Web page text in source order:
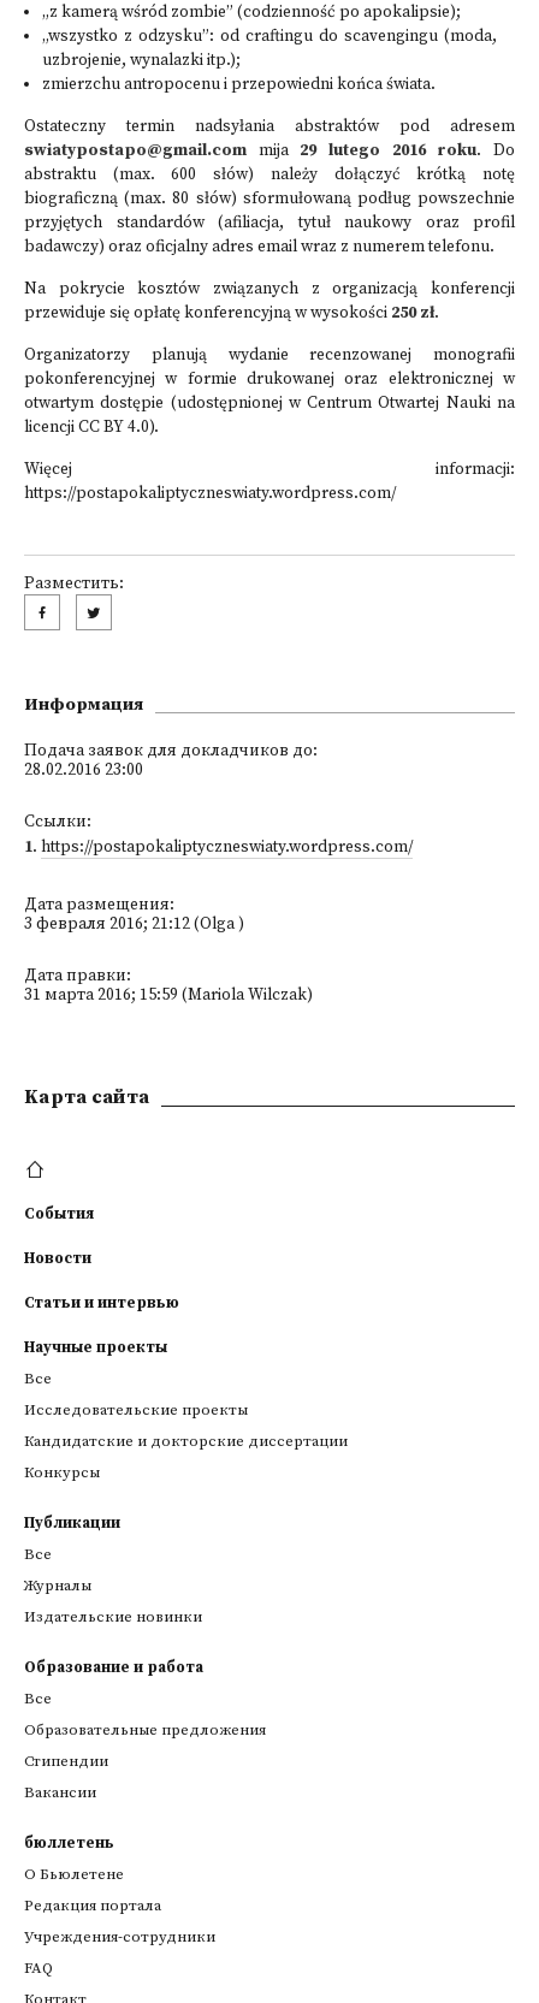
„z kamerą wśród zombie” (codzienność po apokalipsie);
„wszystko z odzysku”: od craftingu do scavengingu (moda,
uzbrojenie, wynalazki itp.);
zmierzchu antropocenu i przepowiedni końca świata.
Ostateczny termin nadsyłania abstraktów pod adresem
swiatypostapo@gmail.com mija 29 lutego 2016 roku. Do
abstraktu (max. 600 słów) należy dołączyć krótką notę
biograficzną (max. 80 słów) sformułowaną podług powszechnie
przyjętych standardów (afiliacja, tytuł naukowy oraz profil
badawczy) oraz oficjalny adres email wraz z numerem telefonu.
Na pokrycie kosztów związanych z organizacją konferencji
przewiduje się opłatę konferencyjną w wysokości 250 zł.
Organizatorzy planują wydanie recenzowanej monografii
pokonferencyjnej w formie drukowanej oraz elektronicznej w
otwartym dostępie (udostępnionej w Centrum Otwartej Nauki na
licencji CC BY 4.0).
Więcej informacji:
https://postapokaliptyczneswiaty.wordpress.com/
Разместить:
Информация
Подача заявок для докладчиков до:
28.02.2016 23:00
Ссылки:
1. https://postapokaliptyczneswiaty.wordpress.com/
Дата размещения:
3 февраля 2016; 21:12 (Olga )
Дата правки:
31 марта 2016; 15:59 (Mariola Wilczak)
Kарта сайта
События
Новости
Статьи и интервью
Научные проекты
Все
Исследовательские проекты
Кандидатские и докторские диссертации
Конкурсы
Публикации
Все
Журналы
Издательские новинки
Образование и работа
Все
Образовательные предложения
Стипендии
Вакансии
бюллетень
О Бьюлетене
Редакция портала
Учреждения-сотрудники
FAQ